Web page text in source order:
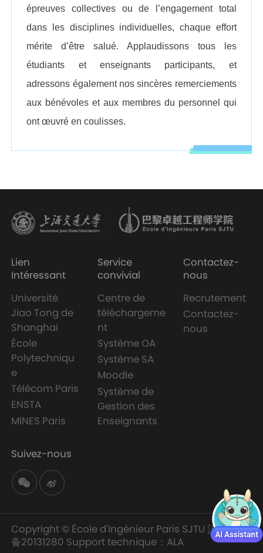
épreuves collectives ou de l’engagement total
dans les disciplines individuelles, chaque effort
mérite d’être salué. Applaudissons tous les
étudiants et enseignants participants, et
adressons également nos sincères remerciements
aux bénévoles et aux membres du personnel qui
ont œuvré en coulisses.
Lien
Intéressant
Université
Jiao Tong de
Shanghai
École
Polytechniqu
e
Télécom Paris
ENSTA
MINES Paris
Service
convivial
Centre de
téléchargeme
nt
Système OA
Système SA
Moodle
Système de
Gestion des
Enseignants
Contactez-
nous
Recrutement
Contactez-
nous
Suivez-nous
Copyright © École d'Ingénieur Paris SJTU 沪交ICP
备20131280 Support technique： ALA